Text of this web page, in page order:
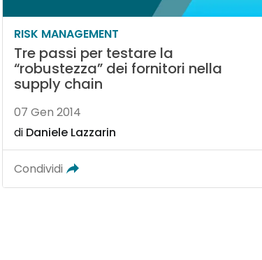
RISK MANAGEMENT
Tre passi per testare la
“robustezza” dei fornitori nella
supply chain
07 Gen 2014
di Daniele Lazzarin
Condividi